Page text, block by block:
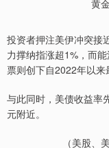
投资者押注美伊冲突接
力撑纳指涨超1%，而
票则创下自2022年以来
与此同时，美债收益率
元附近。
（美股、